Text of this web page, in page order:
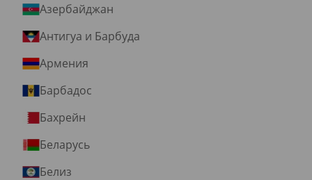
Азербайджан
Антигуа и Барбуда
Армения
Барбадос
Бахрейн
Беларусь
Белиз